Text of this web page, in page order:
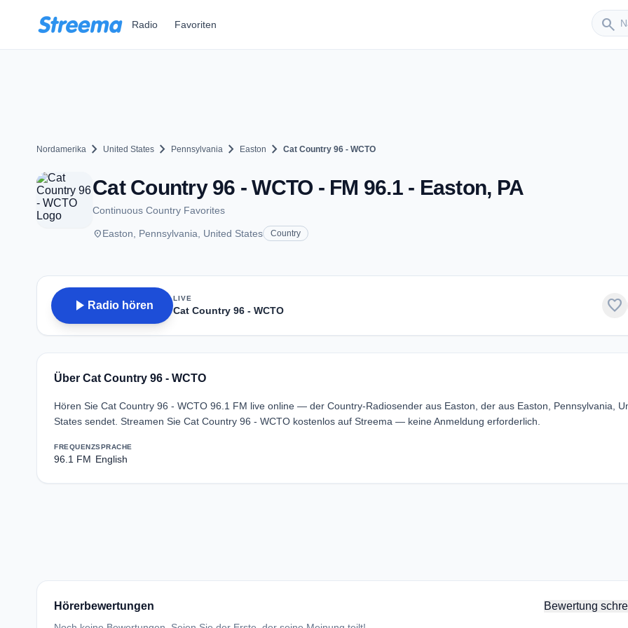
Radio Favoriten search
Sender
Nordamerika chevron_right United States chevron_right Pennsylvania chevron_right Easton chevron_right Cat Country 96 - WCTO
Cat Country 96 - WCTO - FM 96.1 - Easton, PA
Continuous Country Favorites
placeEaston, Pennsylvania, United States Country
play_arrow Radio hören
LIVE
Cat Country 96 - WCTO favorite
Über Cat Country 96 - WCTO
Hören Sie Cat Country 96 - WCTO 96.1 FM live online — der Country-Radiosender aus Easton, der aus Easton, Pennsylvania,
States sendet. Streamen Sie Cat Country 96 - WCTO kostenlos auf Streema — keine Anmeldung erforderlich.
FREQUENZ
96.1 FM
SPRACHE
English
Hörerbewertungen Bewertung